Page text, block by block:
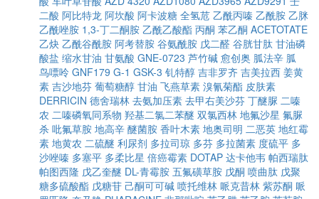
二酸 阿比特龙 阿坎酸 阿卡波糖 全氢苊 乙酰丙嗪 乙酰胺 乙脒
乙酰唑胺 1,3-丁二酮胺 乙酰乙酸酯 丙酮 苯乙酮 ACETOTATE
乙炔 乙酰谷酰胺 阿考替胺 谷氨酰胺 戊二醛 谷胱甘肽 甘油磷
酸盐 缩水甘油 甘氨酸 GNE-0723 芦竹碱 愈创奥 胍法辛 胍
鸟嘌呤 GNF179 G-1 GSK-3 钆特醇 吉非罗齐 吉美拉西 姜黄
素 吉沙地芬 葡萄糖醇 甘油 飞燕草素 溴氰菊酯 皮肤素
DERRICIN 德舍瑞林 去氨加压素 去甲右美沙芬 丁醚脲 二嗪
农 二嗪磷氧同系物 羟基二氯二苯醚 双氯西林 地氟沙星 氟脲
杀 吡氟草胺 地高辛 醚菌胺 香叶木素 地奥司明 二恶英 地红霉
素 地黄农 二硫醚 利尿剂 多拉司琼 多芬 多拉菌素 度硫平 多
沙唑嗪 多塞平 多柔比星 倍癌霉素 DOTAP 达卡他韦 帕西瑞肽
帕图西隆 戊乙奎醚 DL-青霉胺 五氟磺草胺 戊酮 喷曲肽 戊聚
糖多硫酸酯 戊糖苷 己酮可可碱 喷托维林 哌克昔林 紫苏酮 哌